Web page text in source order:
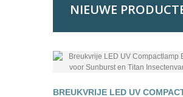
NIEUWE
BREUKVRIJE LED UV